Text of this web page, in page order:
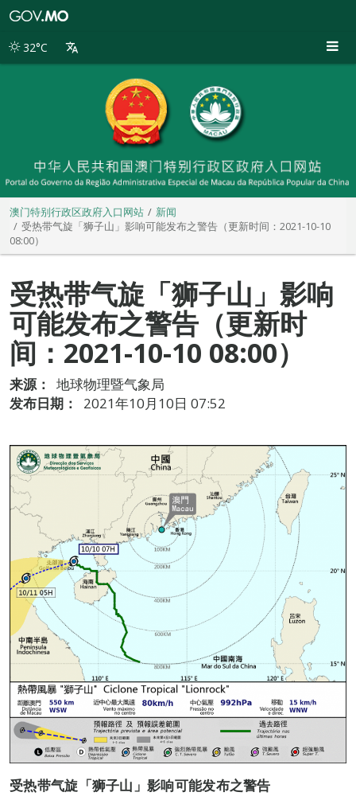
别
32°C
澳门特别行政区政府入口网站
新闻
受热带气旋「狮子山」影响可能发布之警告（更新时间：2021-10-10
08:00）
受热带气旋「狮子山」影响
可能发布之警告（更新时
间：2021-10-10 08:00）
来源：
地球物理暨气象局
发布日期：
2021年10月10日 07:52
受热带气旋「狮子山」影响可能发布之警告